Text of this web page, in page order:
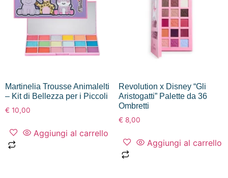
Martinelia Trousse Animalelti
– Kit di Bellezza per i Piccoli
€ 10,00
Aggiungi al carrello
Revolution x Disney “Gli
Aristogatti” Palette da 36
Ombretti
€ 8,00
Aggiungi al carrello